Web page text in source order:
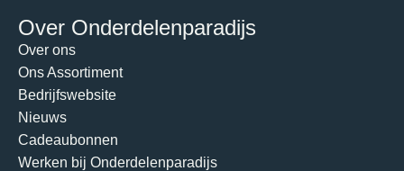
Over Onderdelenparadijs
Over ons
Ons Assortiment
Bedrijfswebsite
Nieuws
Cadeaubonnen
Werken bij Onderdelenparadijs